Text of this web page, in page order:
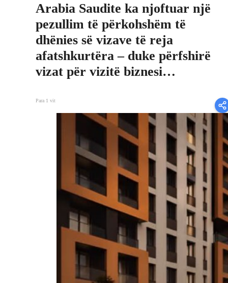
Arabia Saudite ka njoftuar një
pezullim të përkohshëm të
dhënies së vizave të reja
afatshkurtëra – duke përfshirë
vizat për vizitë biznesi…
Para 1 vit